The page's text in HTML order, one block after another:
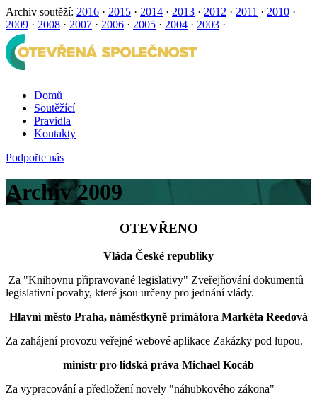
Archiv soutěží: 2016 · 2015 · 2014 · 2013 · 2012 · 2011 · 2010 ·
2009 · 2008 · 2007 · 2006 · 2005 · 2004 · 2003 ·
Domů
Soutěžící
Pravidla
Kontakty
Podpořte nás
Archiv 2009
OTEVŘENO
Vláda České republiky
Za "Knihovnu připravované legislativy" Zveřejňování dokumentů
legislativní povahy, které jsou určeny pro jednání vlády.
Hlavní město Praha, náměstkyně primátora Markéta Reedová
Za zahájení provozu veřejné webové aplikace Zakázky pod lupou.
ministr pro lidská práva Michael Kocáb
Za vypracování a předložení novely "náhubkového zákona"